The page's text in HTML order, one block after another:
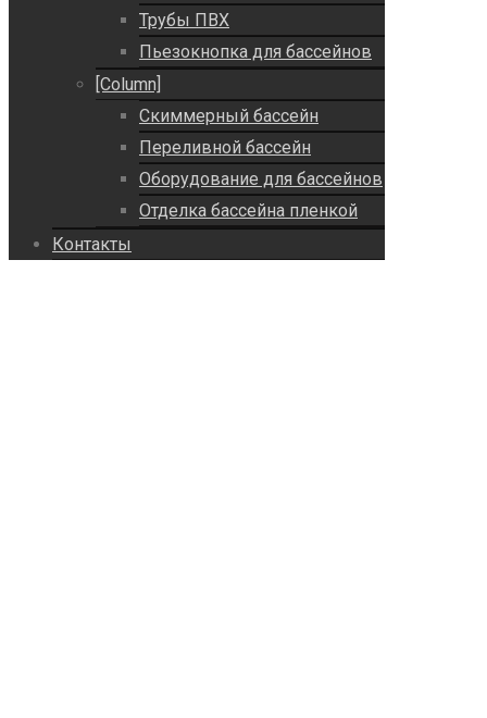
Трубы ПВХ
Пьезокнопка для бассейнов
[Column]
Скиммерный бассейн
Переливной бассейн
Оборудование для бассейнов
Отделка бассейна пленкой
Контакты